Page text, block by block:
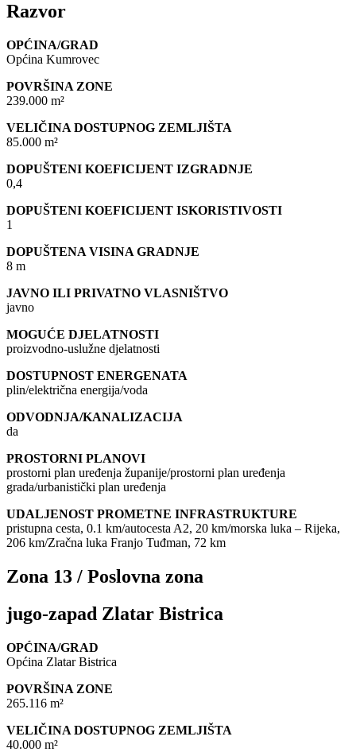
Razvor
OPĆINA/GRAD
Općina Kumrovec
POVRŠINA ZONE
239.000 m²
VELIČINA DOSTUPNOG ZEMLJIŠTA
85.000 m²
DOPUŠTENI KOEFICIJENT IZGRADNJE
0,4
DOPUŠTENI KOEFICIJENT ISKORISTIVOSTI
1
DOPUŠTENA VISINA GRADNJE
8 m
JAVNO ILI PRIVATNO VLASNIŠTVO
javno
MOGUĆE DJELATNOSTI
proizvodno-uslužne djelatnosti
DOSTUPNOST ENERGENATA
plin/električna energija/voda
ODVODNJA/KANALIZACIJA
da
PROSTORNI PLANOVI
prostorni plan uređenja županije/prostorni plan uređenja
grada/urbanistički plan uređenja
UDALJENOST PROMETNE INFRASTRUKTURE
pristupna cesta, 0.1 km/autocesta A2, 20 km/morska luka – Rijeka,
206 km/Zračna luka Franjo Tuđman, 72 km
Zona 13 / Poslovna zona
jugo-zapad Zlatar Bistrica
OPĆINA/GRAD
Općina Zlatar Bistrica
POVRŠINA ZONE
265.116 m²
VELIČINA DOSTUPNOG ZEMLJIŠTA
40.000 m²